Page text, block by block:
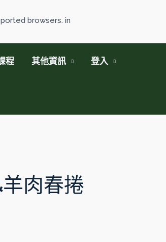
browsers. in
程 其他資訊 登入
羊肉春捲